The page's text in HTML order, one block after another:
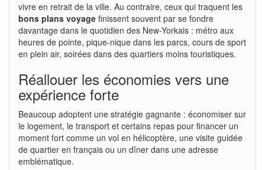
vivre en retrait de la ville. Au contraire, ceux qui traquent les
bons plans voyage finissent souvent par se fondre
davantage dans le quotidien des New-Yorkais : métro aux
heures de pointe, pique-nique dans les parcs, cours de sport
en plein air, soirées dans des quartiers moins touristiques.
Réallouer les économies vers une
expérience forte
Beaucoup adoptent une stratégie gagnante : économiser sur
le logement, le transport et certains repas pour financer un
moment fort comme un vol en hélicoptère, une visite guidée
de quartier en français ou un dîner dans une adresse
emblématique.